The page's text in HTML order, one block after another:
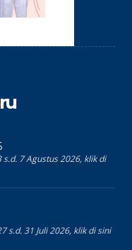
7 Agustus 2026, klik di
s.d. 31 Juli 2026, klik di sini